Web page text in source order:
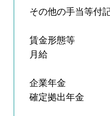
その他の手当等付
賃金形態等
月給
企業年金
確定拠出年金